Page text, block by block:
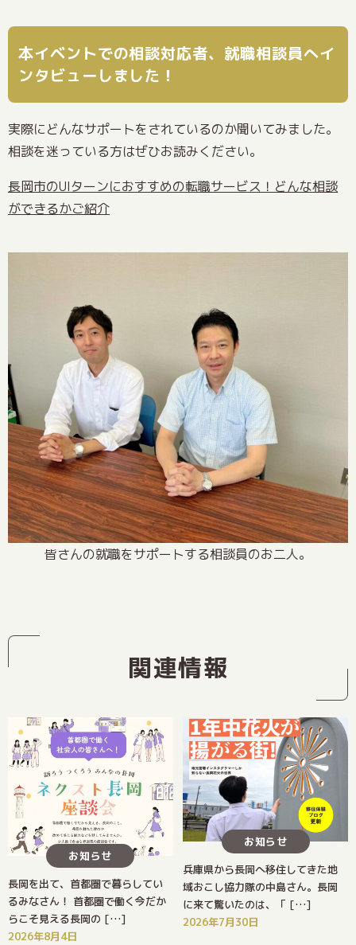
本イベントでの相談対応者、就職相談員へイ
ンタビューしました！
実際にどんなサポートをされているのか聞いてみました。
相談を迷っている方はぜひお読みください。
長岡市のUIターンにおすすめの転職サービス！どんな相談
ができるかご紹介
皆さんの就職をサポートする相談員のお二人。
関連情報
お知らせ
長岡を出て、首都圏で暮らしてい
るみなさん！ 首都圏で働く今だか
らこそ見える長岡の […]
2026年8月4日
お知らせ
兵庫県から長岡へ移住してきた地
域おこし協力隊の中島さん。長岡
に来て驚いたのは、「 […]
2026年7月30日